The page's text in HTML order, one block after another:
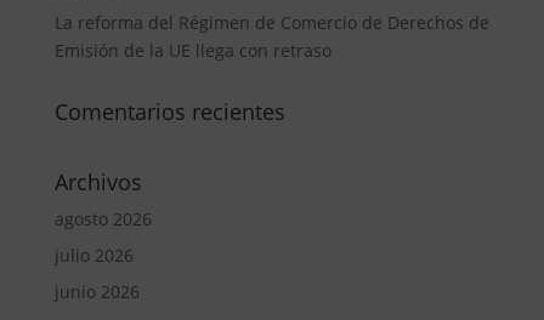
La reforma del Régimen de Comercio de Derechos de
Emisión de la UE llega con retraso
Comentarios recientes
Archivos
agosto 2026
julio 2026
junio 2026